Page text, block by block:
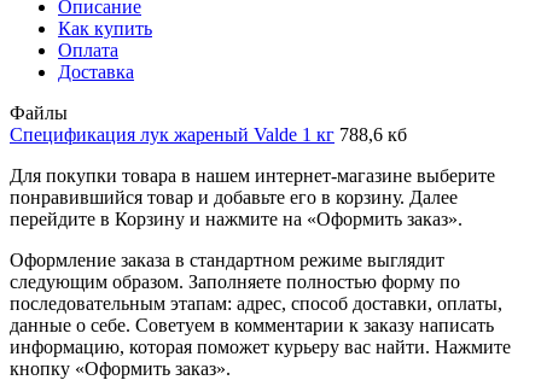
Описание
Как купить
Оплата
Доставка
Файлы
Спецификация лук жареный Valde 1 кг 788,6 кб
Для покупки товара в нашем интернет-магазине выберите
понравившийся товар и добавьте его в корзину. Далее
перейдите в Корзину и нажмите на «Оформить заказ».
Оформление заказа в стандартном режиме выглядит
следующим образом. Заполняете полностью форму по
последовательным этапам: адрес, способ доставки, оплаты,
данные о себе. Советуем в комментарии к заказу написать
информацию, которая поможет курьеру вас найти. Нажмите
кнопку «Оформить заказ».